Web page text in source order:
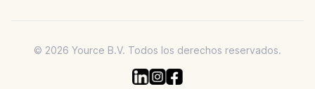
© 2026 Yource B.V. Todos los derechos reservados.